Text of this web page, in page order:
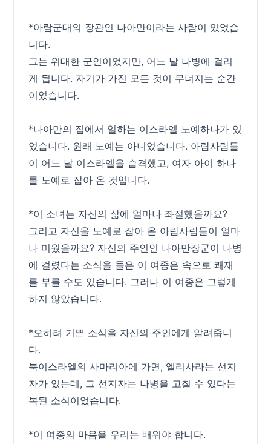
*아람군대의 장관인 나아만이라는 사람이 있었습
니다.
그는 위대한 군인이었지만, 어느 날 나병에 걸리
게 됩니다. 자기가 가진 모든 것이 무너지는 순간
이었습니다.
*나아만의 집에서 일하는 이스라엘 노예하나가 있
었습니다. 원래 노예는 아니었습니다. 아람사람들
이 어느 날 이스라엘을 습격했고, 여자 아이 하나
를 노예로 잡아 온 것입니다.
*이 소녀는 자신의 삶에 얼마나 좌절했을까요?
그리고 자신을 노예로 잡아 온 아람사람들이 얼마
나 미웠을까요? 자신의 주인인 나아만장군이 나병
에 걸렸다는 소식을 들은 이 여종은 속으로 쾌재
를 부를 수도 있습니다. 그러나 이 여종은 그렇게
하지 않았습니다.
*오히려 기쁜 소식을 자신의 주인에게 알려줍니
다.
북이스라엘의 사마리아에 가면, 엘리사라는 선지
자가 있는데, 그 선지자는 나병을 고칠 수 있다는
복된 소식이었습니다.
*이 여종의 마음을 우리는 배워야 합니다.